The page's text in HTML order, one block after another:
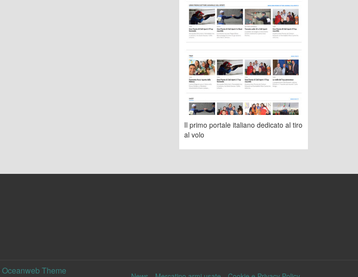
Il primo portale italiano dedicato al tiro
al volo
Oceanweb Theme